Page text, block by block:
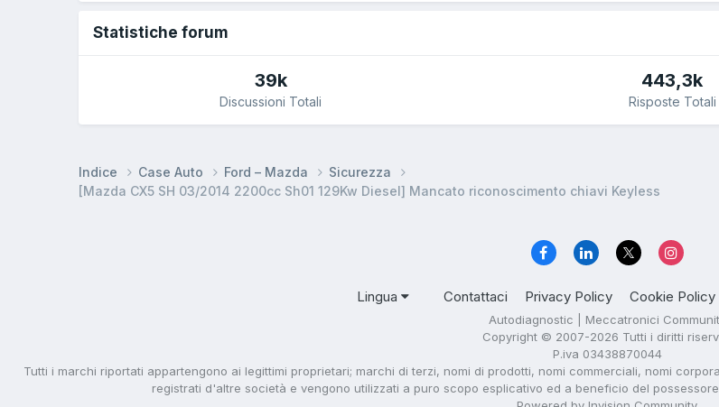
Statistiche forum
39k
Discussioni Totali
443,3k
Risposte Totali
Indice Case Auto Ford – Mazda
Sicurezza
[Mazda CX5 SH 03/2014 2200cc Sh01 129Kw Diesel] Mancato riconoscimento chiavi Keyless
Lingua Contattaci Privacy Policy Cookie Policy
Autodiagnostic | Meccatronici
Copyright © 2007-2026 Tutti i diritti
P.iva 03438870044
Tutti i marchi riportati appartengono ai legittimi proprietari; marchi di terzi, nomi di prodotti, nomi commerciali, nomi
registrati d'altre società e vengono utilizzati a puro scopo esplicativo ed a beneficio del